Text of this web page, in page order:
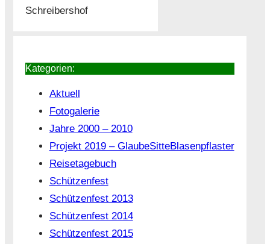
Schreibershof
Kategorien:
Aktuell
Fotogalerie
Jahre 2000 – 2010
Projekt 2019 – GlaubeSitteBlasenpflaster
Reisetagebuch
Schützenfest
Schützenfest 2013
Schützenfest 2014
Schützenfest 2015